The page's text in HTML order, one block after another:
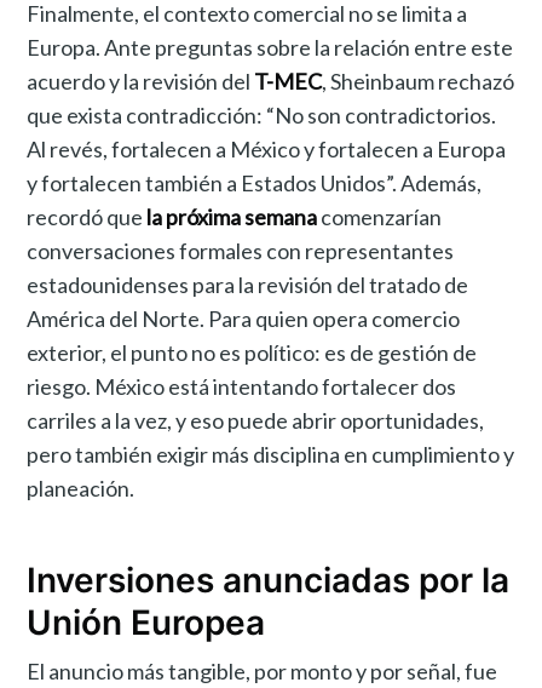
Finalmente, el contexto comercial no se limita a
Europa. Ante preguntas sobre la relación entre este
acuerdo y la revisión del T-MEC, Sheinbaum rechazó
que exista contradicción: “No son contradictorios.
Al revés, fortalecen a México y fortalecen a Europa
y fortalecen también a Estados Unidos”. Además,
recordó que la próxima semanacomenzarían
conversaciones formales con representantes
estadounidenses para la revisión del tratado de
América del Norte. Para quien opera comercio
exterior, el punto no es político: es de gestión de
riesgo. México está intentando fortalecer dos
carriles a la vez, y eso puede abrir oportunidades,
pero también exigir más disciplina en cumplimiento y
planeación.
Inversiones anunciadas por la
Unión Europea
El anuncio más tangible, por monto y por señal, fue